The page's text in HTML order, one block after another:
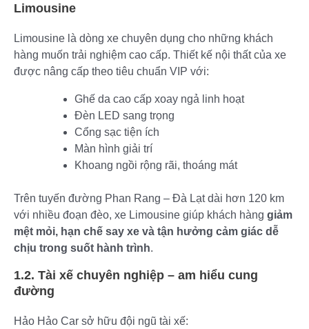
Limousine
Limousine là dòng xe chuyên dụng cho những khách
hàng muốn trải nghiệm cao cấp. Thiết kế nội thất của xe
được nâng cấp theo tiêu chuẩn VIP với:
Ghế da cao cấp xoay ngả linh hoạt
Đèn LED sang trọng
Cổng sạc tiện ích
Màn hình giải trí
Khoang ngồi rộng rãi, thoáng mát
Trên tuyến đường Phan Rang – Đà Lạt dài hơn 120 km
với nhiều đoạn đèo, xe Limousine giúp khách hàng giảm
mệt mỏi, hạn chế say xe và tận hưởng cảm giác dễ
chịu trong suốt hành trình.
1.2. Tài xế chuyên nghiệp – am hiểu cung
đường
Hảo Hảo Car sở hữu đội ngũ tài xế: